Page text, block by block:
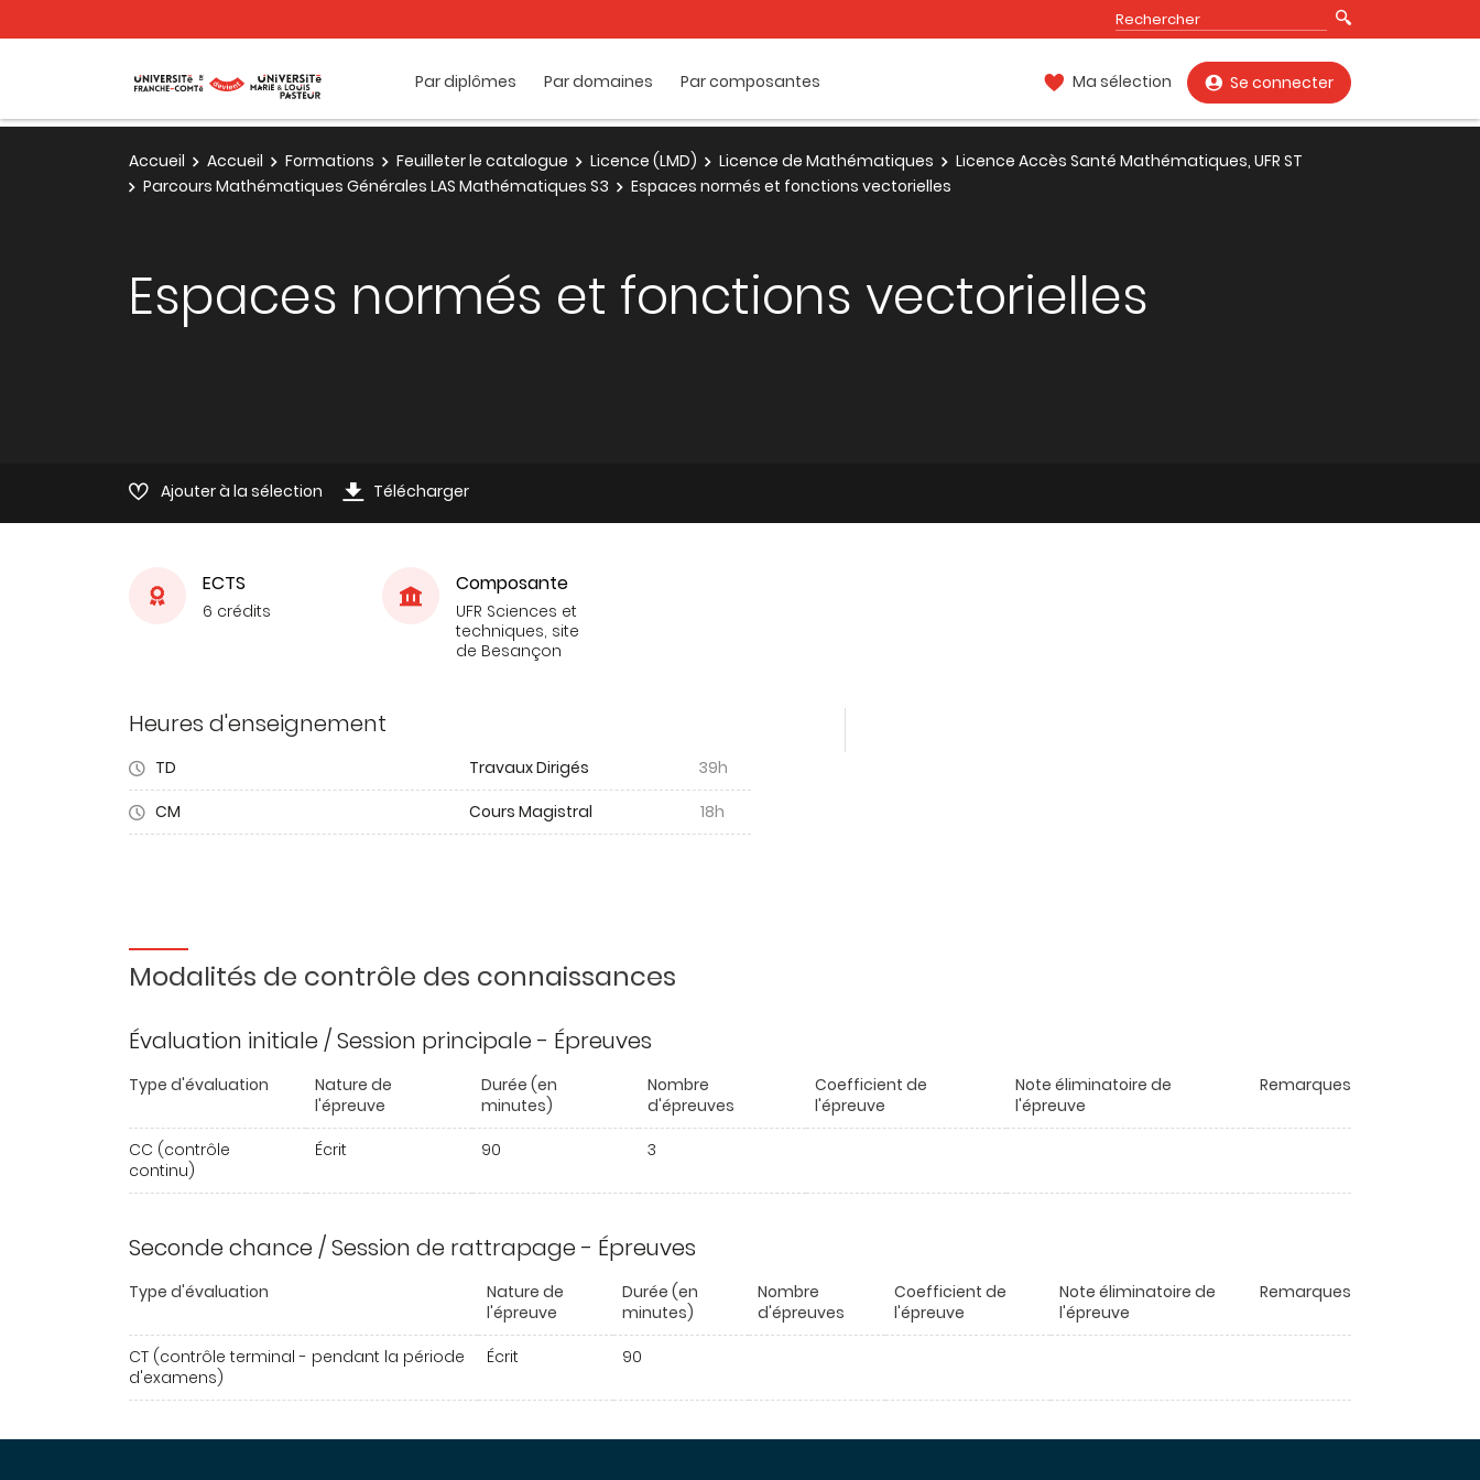
Par diplômes Par domaines Par composantes Ma sélection Se connecter
Accueil Accueil Formations Feuilleter le catalogue Licence (LMD) Licence de Mathématiques
Licence Accès Santé Mathématiques, UFR ST
Parcours Mathématiques Générales LAS Mathématiques S3
Espaces normés et fonctions vectorielles
Espaces normés et fonctions vectorielles
Ajouter à la sélection Télécharger
ECTS
6 crédits
Composante
UFR Sciences et
techniques, site
de Besançon
Heures d'enseignement
TD Travaux Dirigés
39h
CM
Cours Magistral 18h
Modalités de contrôle des connaissances
Évaluation initiale / Session principale - Épreuves
Type d'évaluation
Nature de
l'épreuve
Durée (en
minutes)
Nombre
d'épreuves
Coefficient de
l'épreuve
Note éliminatoire de
l'épreuve
Remarques
CC (contrôle
continu)
Écrit 90 3
Seconde chance / Session de rattrapage - Épreuves
Type d'évaluation
Nature de
l'épreuve
Durée (en
minutes)
Nombre
d'épreuves
Coefficient de
l'épreuve
Note éliminatoire de
l'épreuve
Remarques
CT (contrôle terminal - pendant la période
d'examens)
Écrit 90